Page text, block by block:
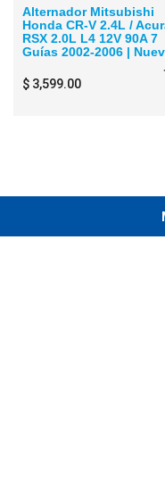
Alternador Mitsubishi
Honda CR-V 2.4L /
RSX 2.0L L4 12V 90A 7
Guías 2002-2006 |
$ 3,599.00